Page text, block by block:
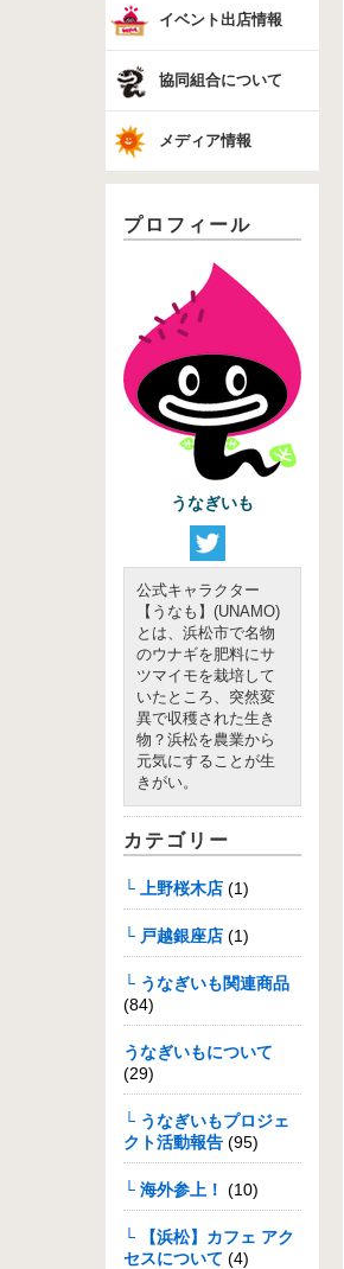
イベント出店情報
協同組合について
メディア情報
プロフィール
うなぎいも
公式キャラクター
【うなも】(UNAMO)
とは、浜松市で名物
のウナギを肥料にサ
ツマイモを栽培して
いたところ、突然変
異で収穫された生き
物？浜松を農業から
元気にすることが生
きがい。
カテゴリー
└ 上野桜木店 (1)
└ 戸越銀座店 (1)
└ うなぎいも関連商品
(84)
うなぎいもについて
(29)
└ うなぎいもプロジェ
クト活動報告 (95)
└ 海外参上！ (10)
└ 【浜松】カフェ アク
セスについて (4)